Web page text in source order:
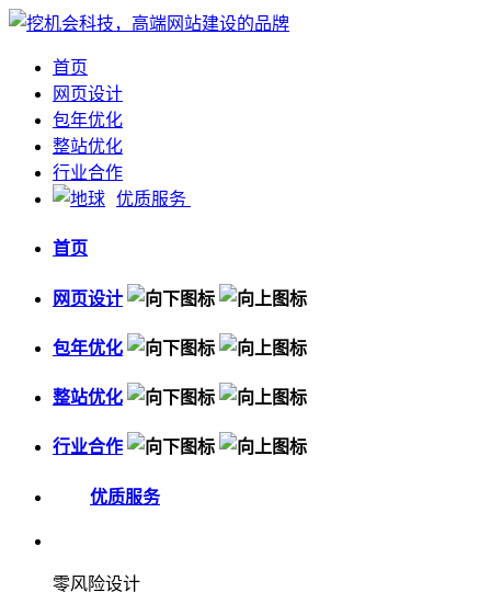
首页
网页设计
包年优化
整站优化
行业合作
优质服务
首页
网页设计
包年优化
整站优化
行业合作
优质服务
零风险设计